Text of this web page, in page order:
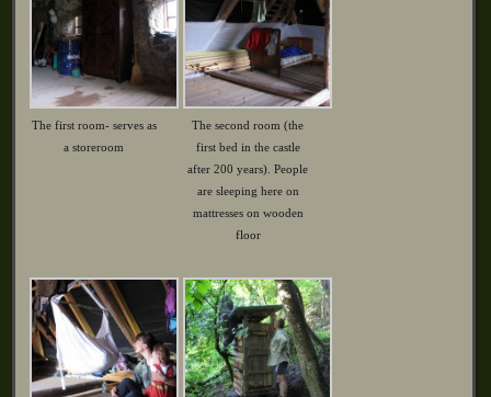
The first room- serves as
a storeroom
The second room (the
first bed in the castle
after 200 years). People
are sleeping here on
mattresses on wooden
floor